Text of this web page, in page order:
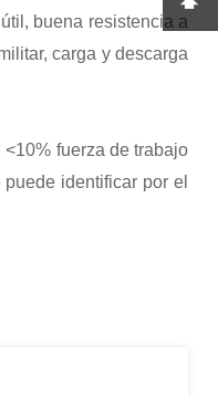
buena resistencia a
carga y descarga
fuerza de trabajo
identificar por el